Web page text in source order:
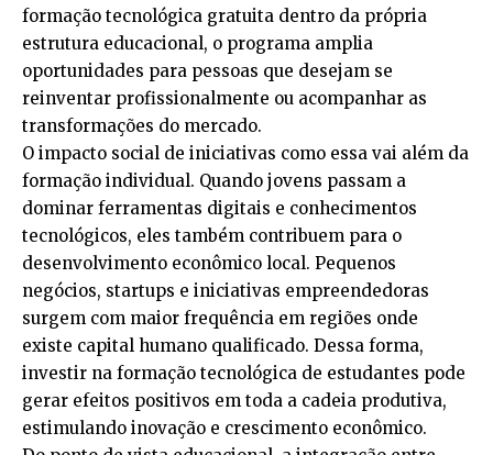
formação tecnológica gratuita dentro da própria
estrutura educacional, o programa amplia
oportunidades para pessoas que desejam se
reinventar profissionalmente ou acompanhar as
transformações do mercado.
O impacto social de iniciativas como essa vai além da
formação individual. Quando jovens passam a
dominar ferramentas digitais e conhecimentos
tecnológicos, eles também contribuem para o
desenvolvimento econômico local. Pequenos
negócios, startups e iniciativas empreendedoras
surgem com maior frequência em regiões onde
existe capital humano qualificado. Dessa forma,
investir na formação tecnológica de estudantes pode
gerar efeitos positivos em toda a cadeia produtiva,
estimulando inovação e crescimento econômico.